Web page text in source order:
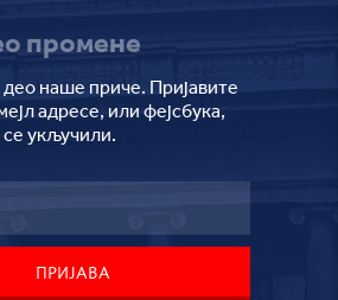
промене
наше приче. Пријавите
адресе, или фејсбука,
се укључили.